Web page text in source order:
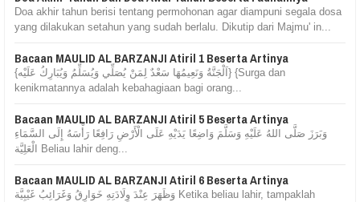
Doa akhir tahun berisi tentang permohonan agar diampuni segala dosa
yang dilakukan setahun yang sudah berlalu. Dikutip dari Majmu' in...
Bacaan MAULID AL BARZANJI Atiril 1 Beserta Artinya
{اَلْجَنَّةُ وَنَعِيمُهَا سَعْدٌ لِمَنْ يُصَلِّي وَيُسَلِّمُ وَيُبَارِكُ عَلَيْه} {Surga dan
kenikmatannya adalah kebahagiaan bagi orang...
Bacaan MAULID AL BARZANJI Atiril 5 Beserta Artinya
وَبَرَزَ صَلَّى اللهُ عَلَيْهِ وَسَلَّمَ وَاضِعًا يَدَيْهِ عَلَى الْأَرْضِ رَافِعًا رَأْسَهُ إِلَى السَّمَاءِ
الْعَلِيَّة Beliau lahir deng...
Bacaan MAULID AL BARZANJI Atiril 6 Beserta Artinya
وَظَهَرَ عِنْدَ وِلَادَتِهِ خَوَارِقُ وَغَرَائِبُ غَيْبِيَّة Ketika beliau lahir, tampaklah